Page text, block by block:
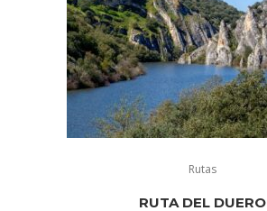
Rutas
RUTA DEL DUERO